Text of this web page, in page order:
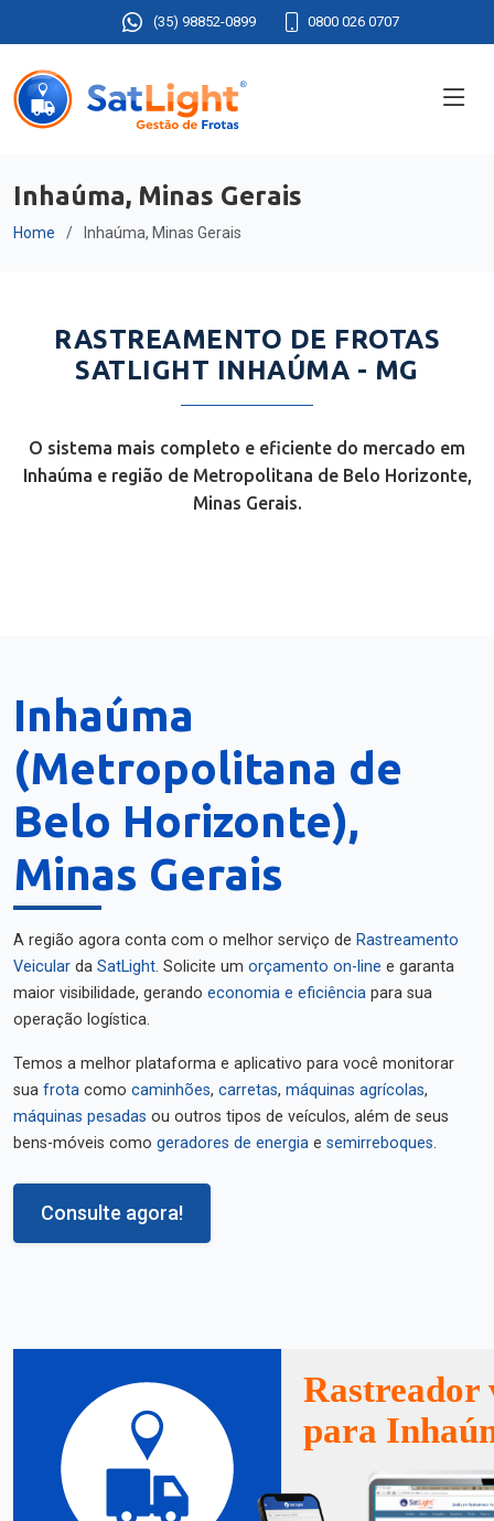
(35) 98852-0899 0800 026 0707
Inhaúma, Minas Gerais
Home Inhaúma, Minas Gerais
RASTREAMENTO DE FROTAS
SATLIGHT INHAÚMA - MG
O sistema mais completo e eficiente do mercado em
Inhaúma e região de Metropolitana de Belo Horizonte,
Minas Gerais.
Inhaúma
(Metropolitana de
Belo Horizonte),
Minas Gerais
A região agora conta com o melhor serviço de Rastreamento
Veicular da SatLight. Solicite um orçamento on-line e garanta
maior visibilidade, gerando economia e eficiência para sua
operação logística.
Temos a melhor plataforma e aplicativo para você monitorar
sua frota como caminhões, carretas, máquinas agrícolas,
máquinas pesadas ou outros tipos de veículos, além de seus
bens-móveis como geradores de energia e semirreboques.
Consulte agora!
Rastreador
para